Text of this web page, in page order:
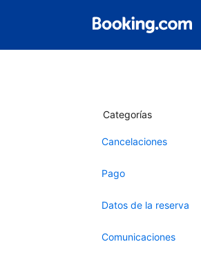
Categorías
Cancelaciones
Pago
Datos de la reserva
Comunicaciones